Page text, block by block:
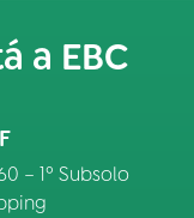
a EBC
– 1º Subsolo